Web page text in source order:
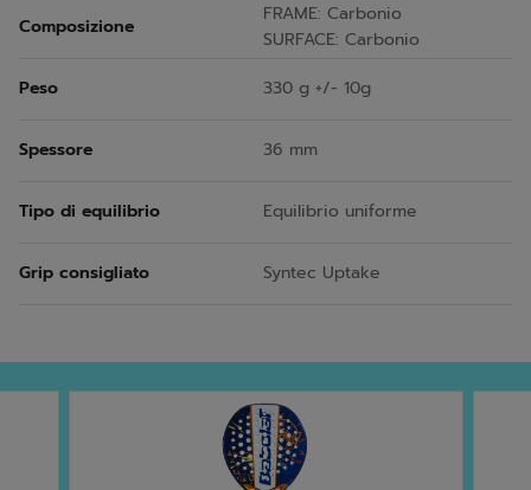
Composizione
FRAME: Carbonio
SURFACE: Carbonio
Peso
330 g +/- 10g
Spessore 36 mm
Tipo di equilibrio Equilibrio uniforme
Grip consigliato Syntec Uptake